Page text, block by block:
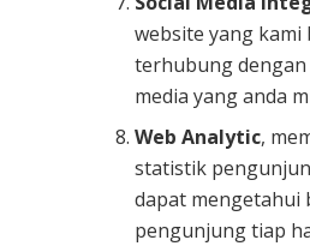
website yang kami
terhubung dengan
media yang anda
Web Analytic,
statistik
dapat mengetahui
pengunjung tiap